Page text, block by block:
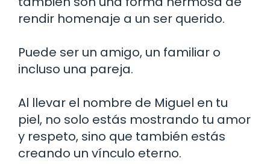
rendir homenaje a un ser querido.
Puede ser un amigo, un familiar o
incluso una pareja.
Al llevar el nombre de Miguel en tu
piel, no solo estás mostrando tu amor
y respeto, sino que también estás
creando un vínculo eterno.